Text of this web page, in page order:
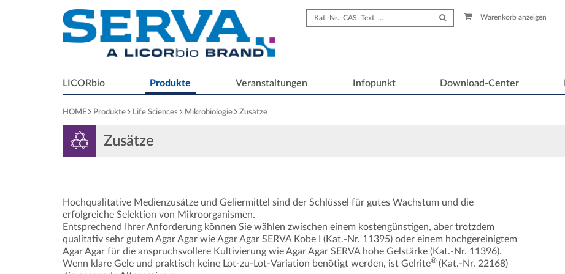
Warenkorb anzeigen
LICORbio Produkte Veranstaltungen Infopunkt Download-Center
HOME Produkte Life Sciences Mikrobiologie Zusätze
Zusätze
Hochqualitative Medienzusätze und Geliermittel sind der Schlüssel für gutes Wachstum und die
erfolgreiche Selektion von Mikroorganismen.
Entsprechend Ihrer Anforderung können Sie wählen zwischen einem kostengünstigen, aber trotzdem
qualitativ sehr gutem Agar Agar wie Agar Agar SERVA Kobe I (Kat.-Nr. 11395) oder einem hochgereinigtem
Agar Agar für die anspruchsvollere Kultivierung wie Agar Agar SERVA hohe Gelstärke (Kat.-Nr. 11396).
Wenn klare Gele und praktisch keine Lot-zu-Lot-Variation benötigt werden, ist Gelrite® (Kat.-Nr. 22168)